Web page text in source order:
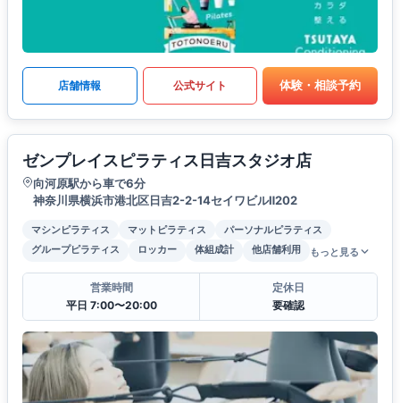
店舗情報 公式サイト 体験・相談予約
ゼンプレイスピラティス日吉スタジオ店
向河原駅から車で6分
神奈川県横浜市港北区日吉2-2-14セイワビルⅡ202
マシンピラティス マットピラティス
パーソナルピラティス
グループピラティス
ロッカー 体組成計 他店舗利用 もっと見る
営業時間
平日 7:00〜20:00
定休日
要確認